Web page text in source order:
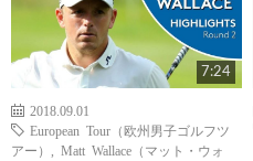
7:24
2018.09.01
European Tour（欧州男子ゴルフツ
アー）
Matt Wallace（マット・ウォ